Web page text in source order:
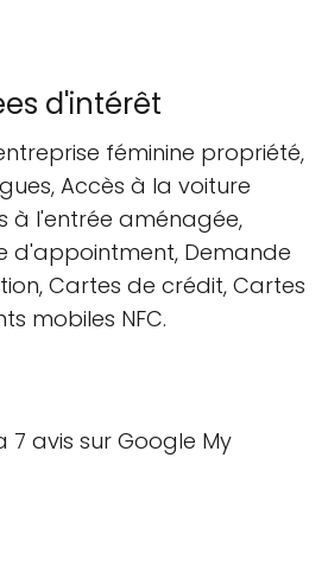
d'intérêt
féminine propriété,
Accès à la voiture
à l'entrée aménagée,
d'appointment, Demande
Cartes de crédit, Cartes
mobiles NFC.
avis sur Google My